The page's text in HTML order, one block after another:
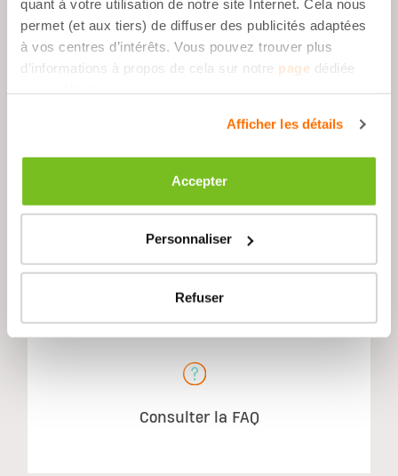
quant à votre utilisation de notre site Internet. Cela nous
permet (et aux tiers) de diffuser des publicités adaptées
à vos centres d’intérêts. Vous pouvez trouver plus
d’informations à propos de cela sur notre page dédiée
Afficher les détails
Accepter
Personnaliser
Refuser
Description
Utilisation suggérée
AVEZ-VOUS DES QUESTIONS?
Consulter la FAQ